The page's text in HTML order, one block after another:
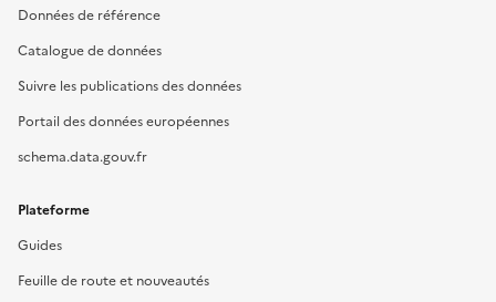
Données de référence
Catalogue de données
Suivre les publications des données
Portail des données européennes
schema.data.gouv.fr
Plateforme
Guides
Feuille de route et nouveautés